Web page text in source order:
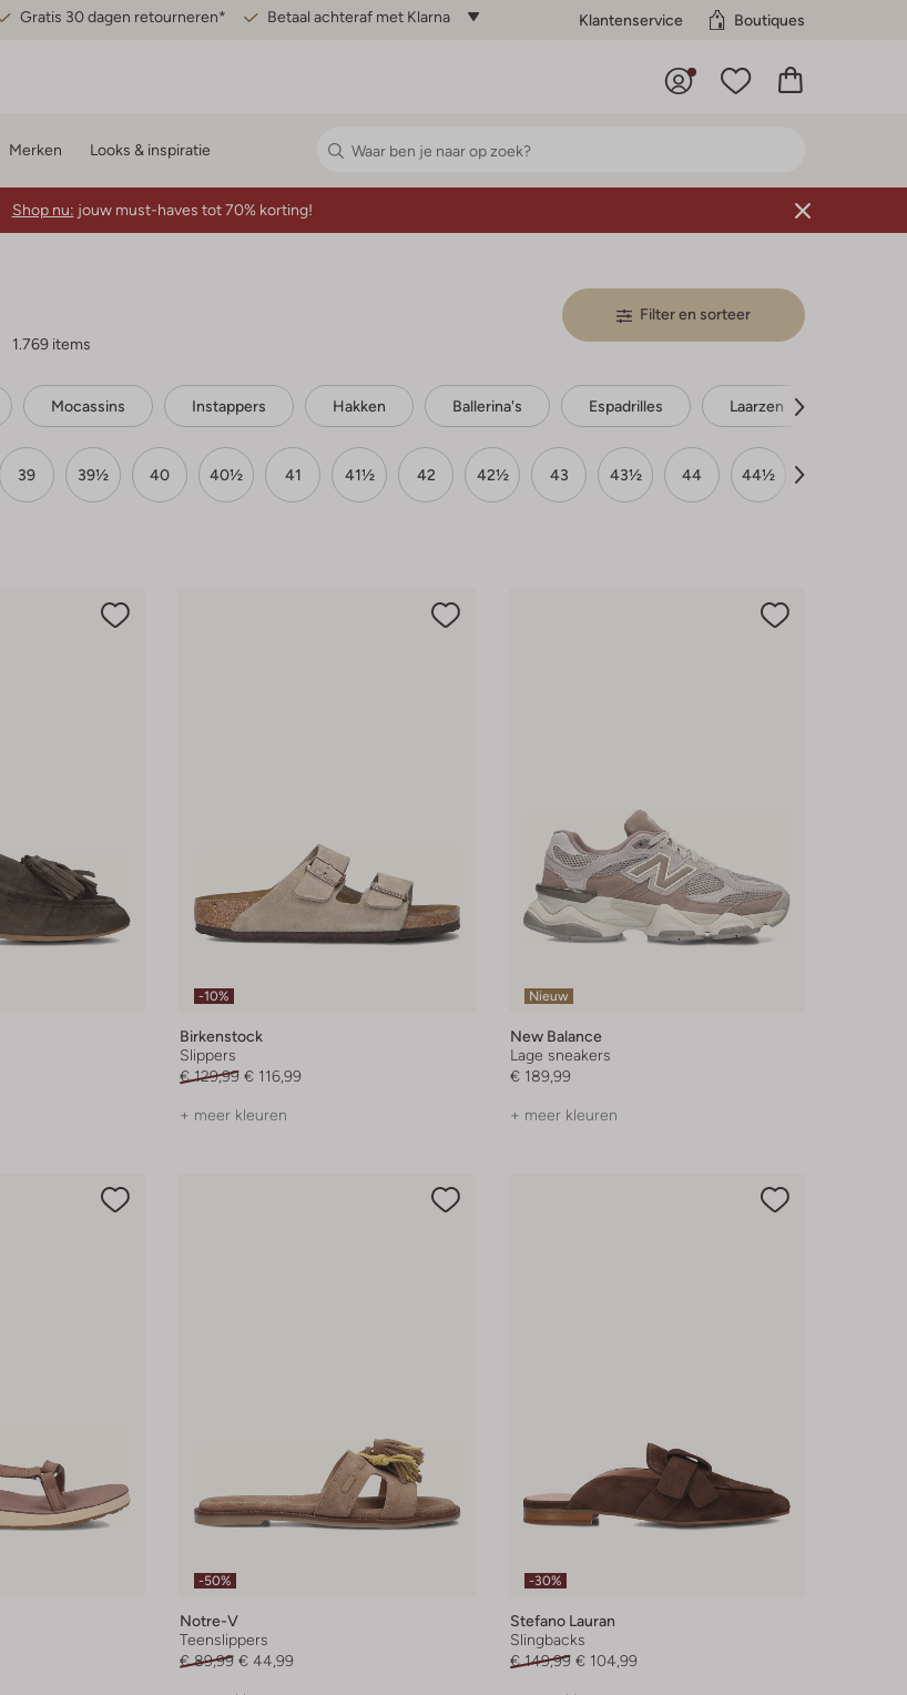
Gratis 30 dagen retourneren* Betaal achteraf met Klarna Klantenservice Boutiques
Merken Looks & inspiratie
Shop nu: jouw must-haves tot 70% korting!
1.769 items
Filter en sorteer
Mocassins Instappers Hakken Ballerina's Espadrilles Laarzen
39 39½ 40 40½ 41 41½ 42 42½ 43 43½ 44 44½
-10%
Birkenstock
Slippers
€ 129,99 € 116,99
+ meer kleuren
Nieuw
New Balance
Lage sneakers
€ 189,99
+ meer kleuren
-50%
Notre-V
Teenslippers
€ 89,99 € 44,99
-30%
Stefano Lauran
Slingbacks
€ 149,99 € 104,99